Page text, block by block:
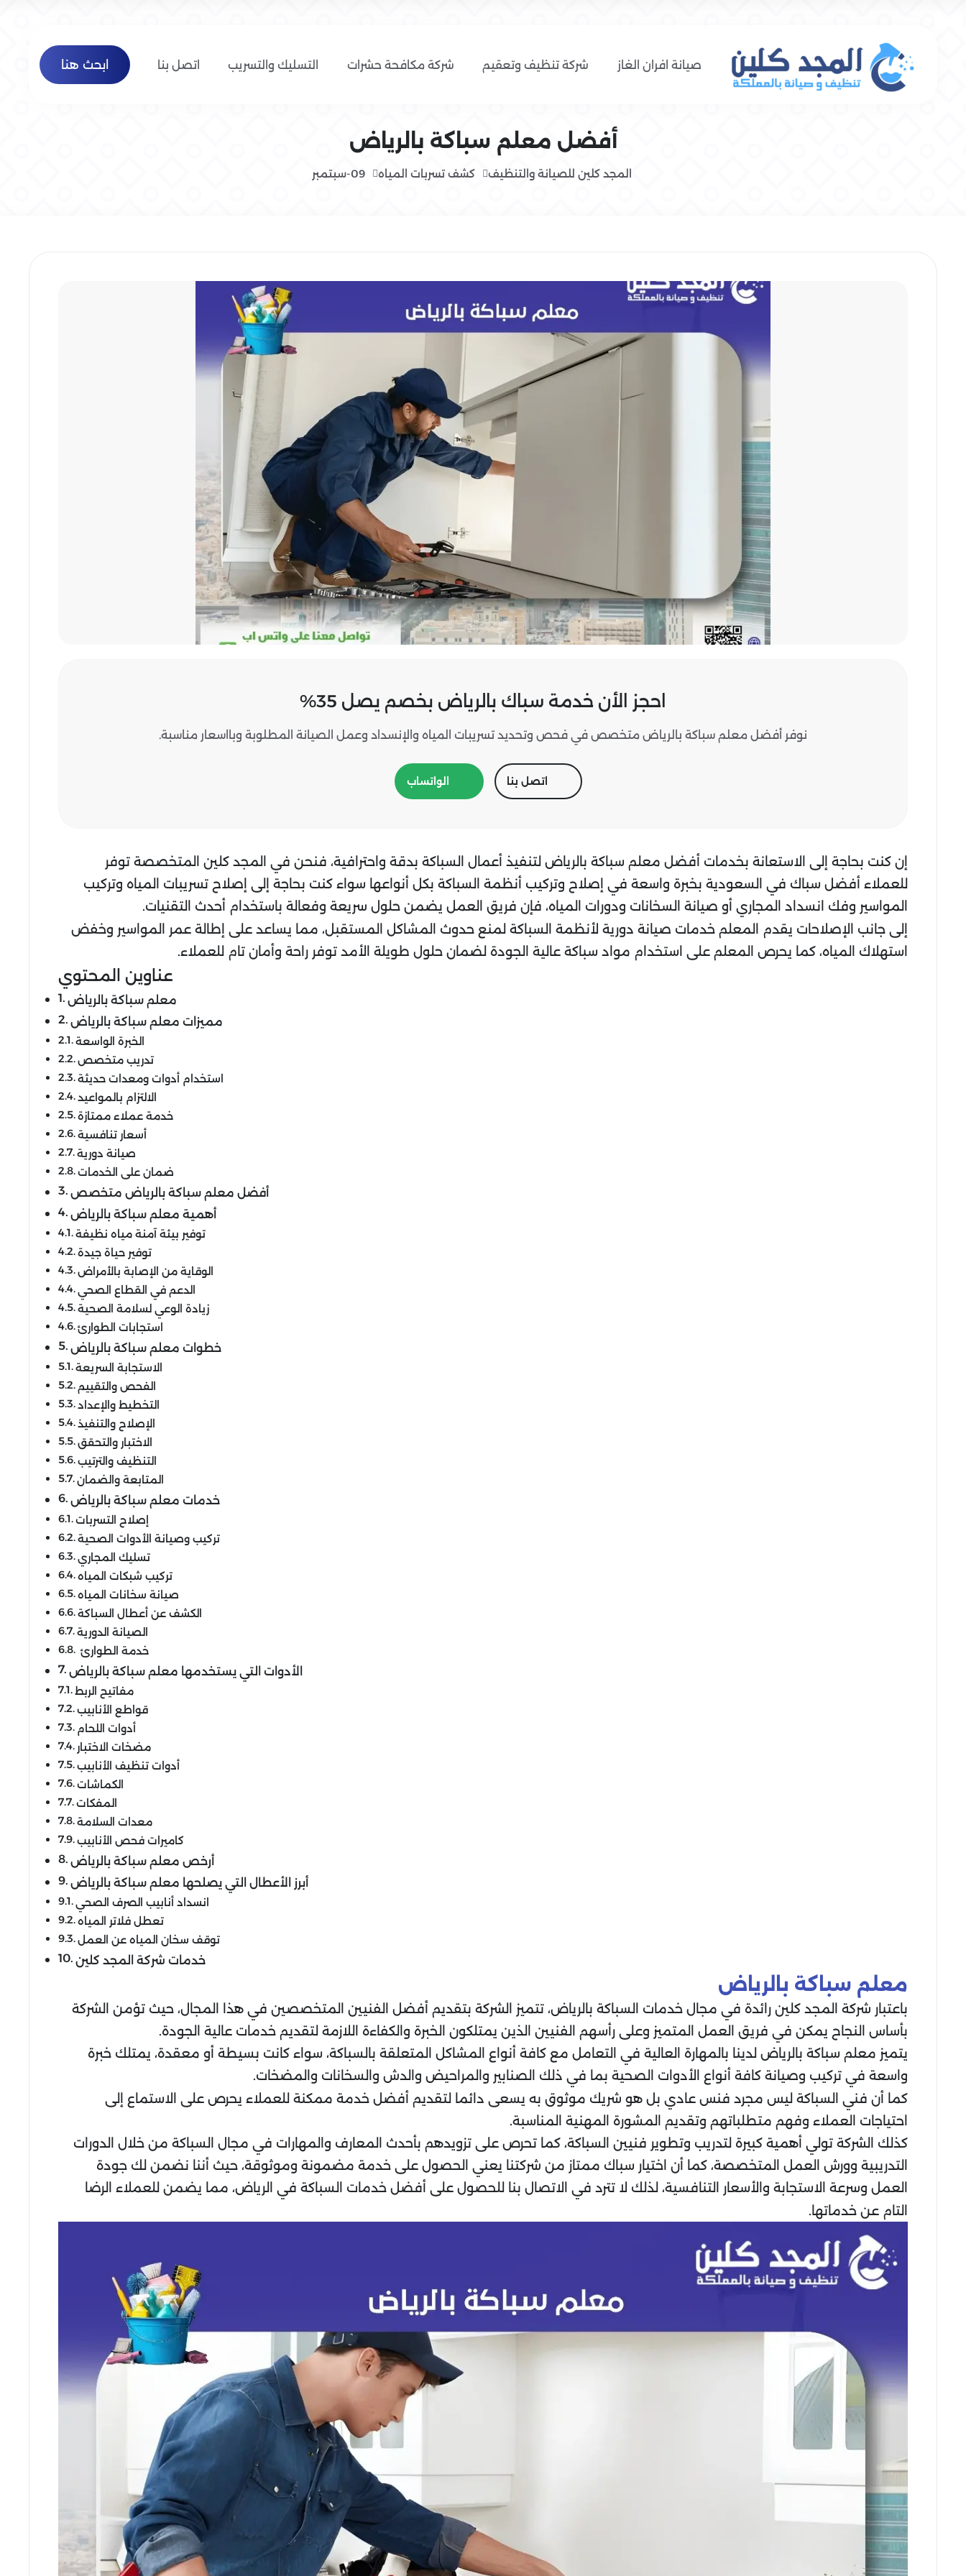
صيانة افران الغاز شركة تنظيف وتعقيم شركة مكافحة حشرات التسليك والتسريب اتصل بنا ابحث هنا
أفضل معلم سباكة بالرياض
المجد كلين للصيانة والتنظيف كشف تسربات المياه 09-سبتمبر
احجز الأن خدمة سباك بالرياض بخصم يصل 35%
نوفر أفضل معلم سباكة بالرياض متخصص في فحص وتحديد تسريبات المياه والإنسداد وعمل الصيانة المطلوبة وبااسعار مناسبة.
اتصل بنا الواتساب
إن كنت بحاجة إلى الاستعانة بخدمات أفضل معلم سباكة بالرياض لتنفيذ أعمال السباكة بدقة واحترافية، فنحن في المجد كلين المتخصصة توفر
للعملاء أفضل سباك في السعودية بخبرة واسعة في إصلاح وتركيب أنظمة السباكة بكل أنواعها سواء كنت بحاجة إلى إصلاح تسريبات المياه وتركيب
المواسير وفك انسداد المجاري أو صيانة السخانات ودورات المياه، فإن فريق العمل يضمن حلول سريعة وفعالة باستخدام أحدث التقنيات.
إلى جانب الإصلاحات يقدم المعلم خدمات صيانة دورية لأنظمة السباكة لمنع حدوث المشاكل المستقبل، مما يساعد على إطالة عمر المواسير وخفض
استهلاك المياه، كما يحرص المعلم على استخدام مواد سباكة عالية الجودة لضمان حلول طويلة الأمد توفر راحة وأمان تام للعملاء.
عناوين المحتوي
معلم سباكة بالرياض
مميزات معلم سباكة بالرياض
الخبرة الواسعة
تدريب متخصص
استخدام أدوات ومعدات حديثة
الالتزام بالمواعيد
خدمة عملاء ممتازة
أسعار تنافسية
صيانة دورية
ضمان على الخدمات
أفضل معلم سباكة بالرياض متخصص
أهمية معلم سباكة بالرياض
توفير بيئة آمنة مياه نظيفة
توفير حياة جيدة
الدعم في القطاع الصحي
زيادة الوعي لسلامة الصحية
استجابات الطوارئ
خطوات معلم سباكة بالرياض
الفحص والتقييم
التخطيط والإعداد
الإصلاح والتنفيذ
الاختبار والتحقق
التنظيف والترتيب
المتابعة والضمان
خدمات معلم سباكة بالرياض
إصلاح التسربات
تركيب وصيانة الأدوات الصحية
تسليك المجاري
تركيب شبكات المياه
صيانة سخانات المياه
الكشف عن أعطال السباكة
الصيانة الدورية
خدمة الطوارئ
الأدوات التي يستخدمها معلم سباكة بالرياض
مفاتيح الربط
قواطع الأنابيب
أدوات اللحام
مضخات الاختبار
أدوات تنظيف الأنابيب
الكماشات
المفكات
معدات السلامة
كاميرات فحص الأنابيب
أرخص معلم سباكة بالرياض
أبرز الأعطال التي يصلحها معلم سباكة بالرياض
انسداد أنابيب الصرف الصحي
تعطل فلاتر المياه
توقف سخان المياه عن العمل
خدمات شركة المجد كلين
معلم سباكة بالرياض
باعتبار شركة المجد كلين رائدة في مجال خدمات السباكة بالرياض، تتميز الشركة بتقديم أفضل الفنيين المتخصصين في هذا المجال، حيث تؤمن الشركة
بأساس النجاح يمكن في فريق العمل المتميز وعلى رأسهم الفنيين الذين يمتلكون الخبرة والكفاءة اللازمة لتقديم خدمات عالية الجودة.
يتميز معلم سباكة بالرياض لدينا بالمهارة العالية في التعامل مع كافة أنواع المشاكل المتعلقة بالسباكة، سواء كانت بسيطة أو معقدة، يمتلك خبرة
واسعة في تركيب وصيانة كافة أنواع الأدوات الصحية بما في ذلك الصنابير والمراحيض والدش والسخانات والمضخات.
كما أن فني السباكة ليس مجرد فنس عادي بل هو شريك موثوق به يسعى دائما لتقديم أفضل خدمة ممكنة للعملاء يحرص على الاستماع إلى
احتياجات العملاء وفهم متطلباتهم وتقديم المشورة المهنية المناسبة.
كذلك الشركة تولي أهمية كبيرة لتدريب وتطوير فنيين السباكة، كما تحرص على تزويدهم بأحدث المعارف والمهارات في مجال السباكة من خلال الدورات
التدريبية وورش العمل المتخصصة، كما أن اختيار سباك ممتاز من شركتنا يعني الحصول على خدمة مضمونة وموثوقة، حيث أننا نضمن لك جودة
العمل وسرعة الاستجابة والأسعار التنافسية، لذلك لا تترد في الاتصال بنا للحصول على أفضل خدمات السباكة في الرياض، مما يضمن للعملاء الرضا
التام عن خدماتها.